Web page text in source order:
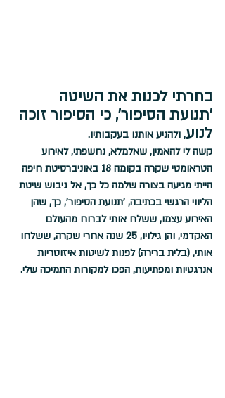
בחרתי לכנות את השיטה
'תנועת הסיפור', כי הסיפור זוכה
לנוע, ולהניע אותנו בעקבותיו.
קשה לי להאמין, שאלמלא, נחשפתי, לאירוע
הטראומטי שקרה בקומה 18 באוניברסיטת חיפה
הייתי מגיעה בצורה שלמה כל כך, אל גיבוש שיטת
הליווי הרגשי בכתיבה, 'תנועת הסיפור', כך, שהן
האירוע עצמו, ששלח אותי לברוח מהעולם
האקדמי, והן גילויו, 25 שנה אחרי שקרה, ששלחו
אותי, (בלית ברירה) לפנות לשיטות איזוטריות
אנרגטיות ומפתיעות, הפכו למקורות התמיכה שלי.